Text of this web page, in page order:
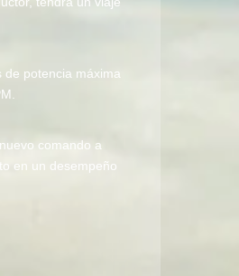
de potencia máxima
comando a
en un desempeño